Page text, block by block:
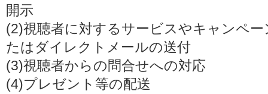
開示
(2)視聴者に対するサービスやキャンペ
たはダイレクトメールの送付
(3)視聴者からの問合せへの対応
(4)プレゼント等の配送